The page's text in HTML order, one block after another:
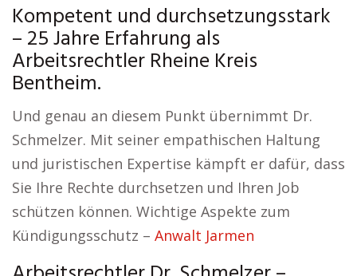
Kompetent und durchsetzungsstark
– 25 Jahre Erfahrung als
Arbeitsrechtler Rheine Kreis
Bentheim.
Und genau an diesem Punkt übernimmt Dr.
Schmelzer. Mit seiner empathischen Haltung
und juristischen Expertise kämpft er dafür, dass
Sie Ihre Rechte durchsetzen und Ihren Job
schützen können. Wichtige Aspekte zum
Kündigungsschutz – Anwalt Jarmen